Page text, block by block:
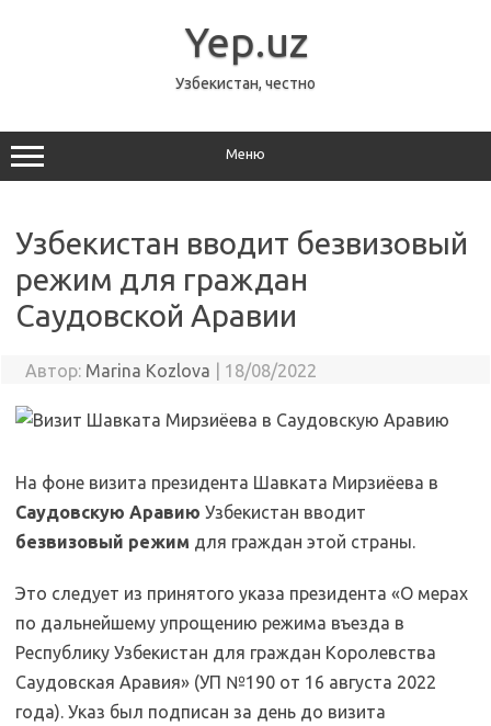
Yep.uz
Узбекистан, честно
Меню
Узбекистан вводит безвизовый
режим для граждан
Саудовской Аравии
Автор: Marina Kozlova 18/08/2022
На фоне визита президента Шавката Мирзиёева в
Саудовскую Аравию Узбекистан вводит
безвизовый режим для граждан этой страны.
Это следует из принятого указа президента «О мерах
по дальнейшему упрощению режима въезда в
Республику Узбекистан для граждан Королевства
Саудовская Аравия» (УП №190 от 16 августа 2022
года). Указ был подписан за день до визита